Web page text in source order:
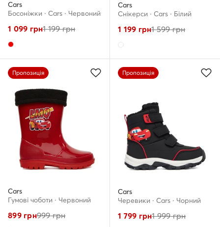
Cars
Босоніжки · Cars · Червоний
1 099 грн1 199грн
Cars
Снікерcи · Cars · Білий
1 199 грн1 599грн
Пропозиція
Cars
Гумові чоботи · Червоний
899грн999грн
Пропозиція
Cars
Черевики · Cars · Чорний
1 799 грн1 999грн